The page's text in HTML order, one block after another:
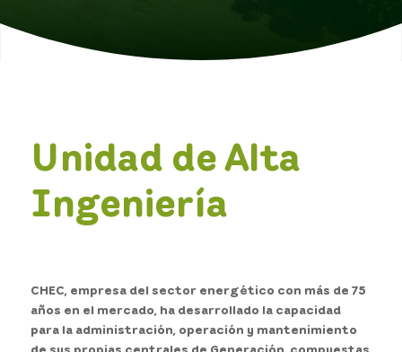
Unidad de Alta
Ingeniería
CHEC, empresa del sector energético con más de 75
años en el mercado, ha desarrollado la capacidad
para la administración, operación y mantenimiento
de sus propias centrales de Generación, compuestas